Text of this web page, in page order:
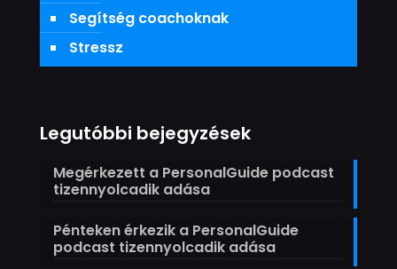
Segítség coachoknak
Stressz
Legutóbbi bejegyzések
Megérkezett a PersonalGuide podcast
tizennyolcadik adása
Pénteken érkezik a PersonalGuide
podcast tizennyolcadik adása